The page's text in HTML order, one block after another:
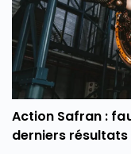
Action Safran :
derniers résultats